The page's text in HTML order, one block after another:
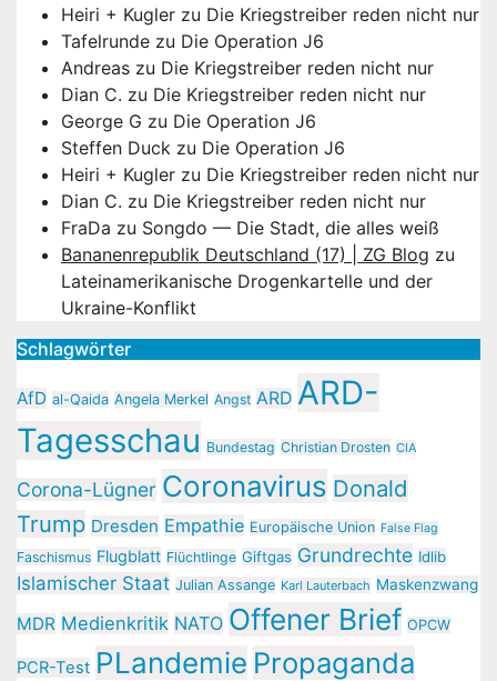
Heiri + Kugler zu Die Kriegstreiber reden nicht nur
Tafelrunde zu Die Operation J6
Andreas zu Die Kriegstreiber reden nicht nur
Dian C. zu Die Kriegstreiber reden nicht nur
George G zu Die Operation J6
Steffen Duck zu Die Operation J6
Heiri + Kugler zu Die Kriegstreiber reden nicht nur
Dian C. zu Die Kriegstreiber reden nicht nur
FraDa zu Songdo — Die Stadt, die alles weiß
Bananenrepublik Deutschland (17) | ZG Blog zu
Lateinamerikanische Drogenkartelle und der
Ukraine-Konflikt
Schlagwörter
AfD al-Qaida Angela Merkel Angst ARD ARD-
Tagesschau Bundestag Christian Drosten CIA
Corona-Lügner Coronavirus Donald
Trump Dresden Empathie Europäische Union False Flag
Faschismus Flugblatt Flüchtlinge Giftgas Grundrechte Idlib
Islamischer Staat Julian Assange Karl Lauterbach Maskenzwang
MDR Medienkritik NATO Offener Brief OPCW
PCR-Test PLandemie Propaganda